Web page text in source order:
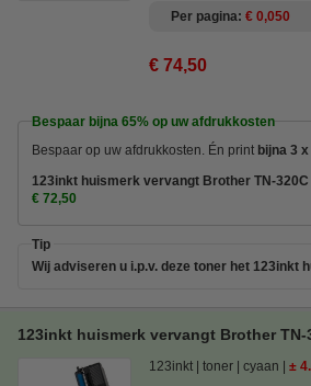
Per pagina € 0,050
€ 74,50
Bespaar bijna 65% op uw afdrukkosten
Bespaar op uw afdrukkosten. Én print bijna 3
123inkt huismerk vervangt Brother TN-
€ 72,50
Tip
Wij adviseren u i.p.v. deze toner het 123inkt
123inkt huismerk vervangt Brother TN-
123inkt toner cyaan ±